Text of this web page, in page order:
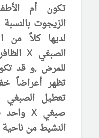
تكون أم
الزيجوت بالنسبة
لديها كلاً
الصبغيX
للمرض ,و قد
تظهر أعراضاً
تعطيل الصبغي
صبغيX
النشيط من ناحية